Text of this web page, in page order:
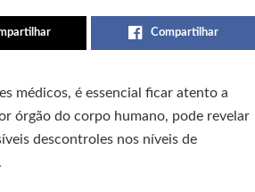
Compartilhar
médicos, é essencial ficar atento a
órgão do corpo humano, pode revelar
descontroles nos níveis de